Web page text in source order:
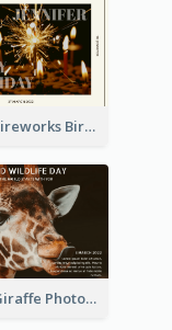
Brown Fireworks Birthday Postcard
Brown Giraffe Photo World Wildlife Day Post Card